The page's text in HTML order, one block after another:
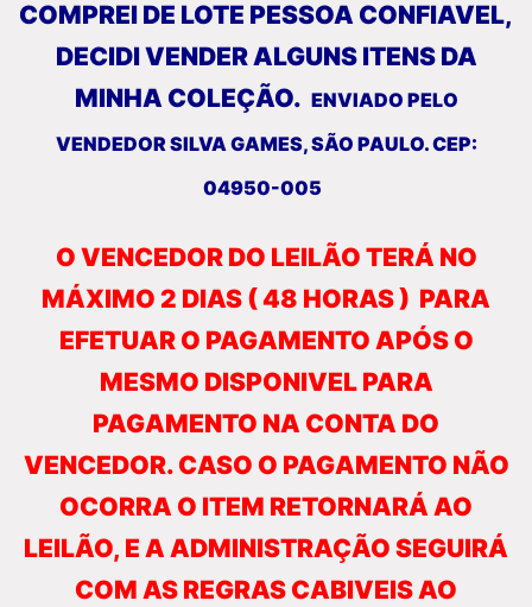
COMPREI DE LOTE PESSOA CONFIAVEL,
DECIDI VENDER ALGUNS ITENS DA
MINHA COLEÇÃO. ENVIADO PELO
VENDEDOR SILVA GAMES, SÃO PAULO. CEP:
04950-005
O VENCEDOR DO LEILÃO TERÁ NO
MÁXIMO 2 DIAS ( 48 HORAS ) PARA
EFETUAR O PAGAMENTO APÓS O
MESMO DISPONIVEL PARA
PAGAMENTO NA CONTA DO
VENCEDOR. CASO O PAGAMENTO NÃO
OCORRA O ITEM RETORNARÁ AO
LEILÃO, E A ADMINISTRAÇÃO SEGUIRÁ
COM AS REGRAS CABIVEIS AO